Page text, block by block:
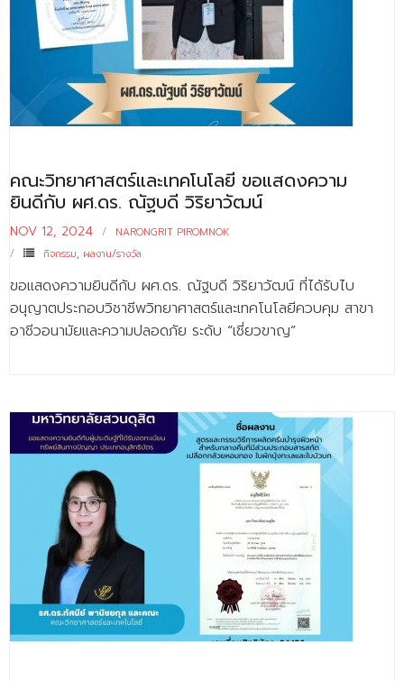
คณะวิทยาศาสตร์และเทคโนโลยี ขอแสดงความ
ยินดีกับ ผศ.ดร. ณัฐบดี วิริยาวัฒน์
NOV 12, 2024
NARONGRIT PIROMNOK
กิจกรรม, ผลงาน/รางวัล
ขอแสดงความยินดีกับ ผศ.ดร. ณัฐบดี วิริยาวัฒน์ ที่ได้รับไบ
อนุญาตประกอบวิชาชีพวิทยาศาสตร์และเทคโนโลยีควบคุม สาขา
อาชีวอนามัยและความปลอดภัย ระดับ “เชี่ยวขาญ”